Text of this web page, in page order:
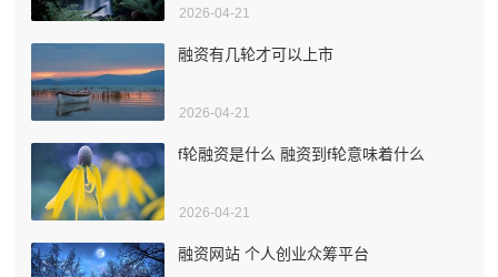
2026-04-21
融资有几轮才可以上市
2026-04-21
f轮融资是什么 融资到f轮意味着什么
2026-04-21
融资网站 个人创业众筹平台